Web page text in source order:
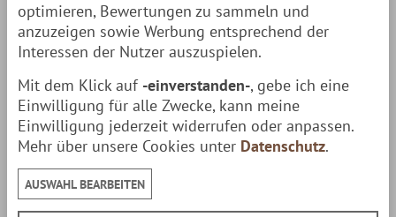
Opa Lumo Sauna-EimerValko & den schwarzen Eimer
Musta.
Jetzt neu: Auch im Setmit passendem Saunaeimer
verfügbar!
Produktdetails
moderne Kelle aus beschichtetem Aluminium
optimieren, Bewertungen zu sammeln und
anzuzeigen sowie Werbung entsprechend der
Interessen der Nutzer auszuspielen.
Mit dem Klick auf -einverstanden-, gebe ich eine
Einwilligung für alle Zwecke, kann meine
Einwilligung jederzeit widerrufen oder anpassen.
Mehr über unsere Cookies unter Datenschutz.
AUSWAHL BEARBEITEN